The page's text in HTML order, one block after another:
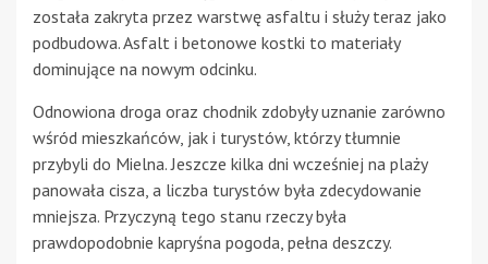
została zakryta przez warstwę asfaltu i służy teraz jako
podbudowa. Asfalt i betonowe kostki to materiały
dominujące na nowym odcinku.
Odnowiona droga oraz chodnik zdobyły uznanie zarówno
wśród mieszkańców, jak i turystów, którzy tłumnie
przybyli do Mielna. Jeszcze kilka dni wcześniej na plaży
panowała cisza, a liczba turystów była zdecydowanie
mniejsza. Przyczyną tego stanu rzeczy była
prawdopodobnie kapryśna pogoda, pełna deszczy.